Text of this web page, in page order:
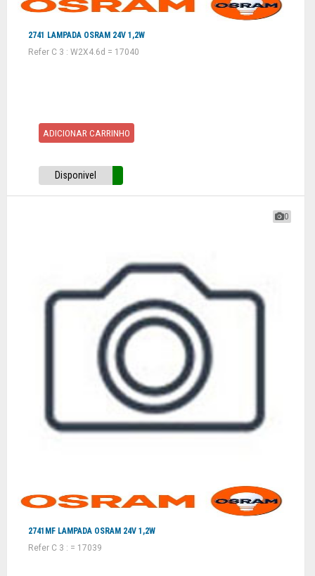
2741 LAMPADA OSRAM 24V 1,2W
Refer C 3 : W2X4.6d = 17040
ADICIONAR CARRINHO
Disponivel
0
2741MF LAMPADA OSRAM 24V 1,2W
Refer C 3 : = 17039